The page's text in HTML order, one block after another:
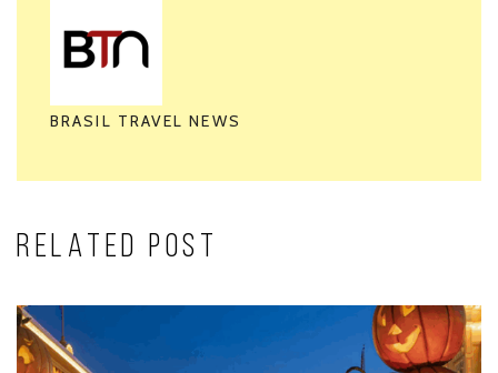
BRASIL TRAVEL NEWS
RELATED POST